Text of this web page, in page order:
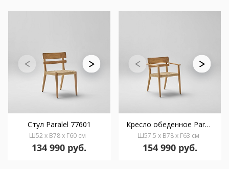
Стул Paralel 77601
Ш52 x В78 x Г60 см
134 990 руб.
Кресло обеденное Paralel
Ш57.5 x В78 x Г63 см
154 990 руб.